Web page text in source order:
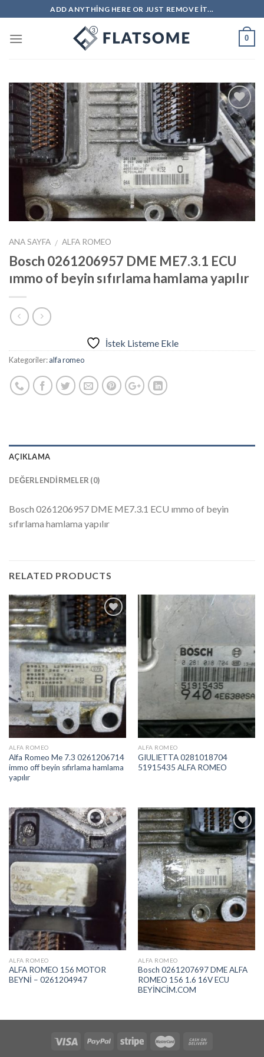
to
content
ADD ANYTHING HERE OR JUST REMOVE IT...
0
İstek
Listeme
Ekle
ANA SAYFA / ALFA ROMEO
Bosch 0261206957 DME ME7.3.1 ECU
ımmo of beyin sıfırlama hamlama yapılır
İstek Listeme Ekle
Kategoriler:alfa romeo
AÇIKLAMA
DEĞERLENDIRMELER (0)
Bosch 0261206957 DME ME7.3.1 ECU ımmo of beyin
sıfırlama hamlama yapılır
RELATED PRODUCTS
İstek
Listeme
Ekle
ALFA ROMEO
Alfa Romeo Me 7.3 0261206714
immo off beyin sıfırlama hamlama
yapılır
İstek
Listeme
Ekle
ALFA ROMEO
GIULIETTA 0281018704
51915435 ALFA ROMEO
İstek
Listeme
Ekle
ALFA ROMEO
ALFA ROMEO 156 MOTOR
BEYNİ – 0261204947
İstek
Listeme
Ekle
ALFA ROMEO
Bosch 0261207697 DME ALFA
ROMEO 156 1.6 16V ECU
BEYİNCİM.COM